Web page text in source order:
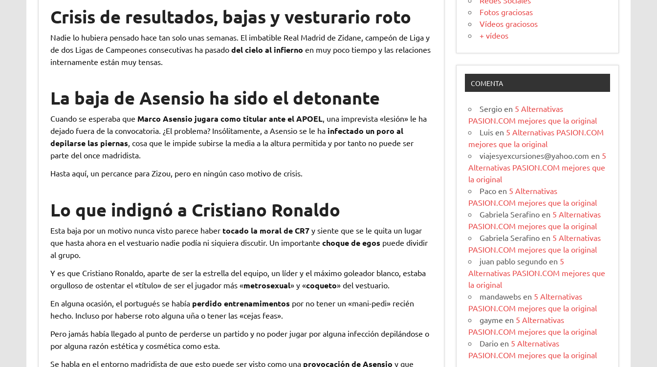
Crisis de resultados, bajas y vesturario roto
Nadie lo hubiera pensado hace tan solo unas semanas. El imbatible Real Madrid de Zidane, campeón de Liga y
de dos Ligas de Campeones consecutivas ha pasado del cielo al infierno en muy poco tiempo y las relaciones
internamente están muy tensas.
La baja de Asensio ha sido el detonante
Cuando se esperaba que Marco Asensio jugara como titular ante el APOEL, una imprevista «lesión» le ha
dejado fuera de la convocatoria. ¿El problema? Insólitamente, a Asensio se le ha infectado un poro al
depilarse las piernas, cosa que le impide subirse la media a la altura permitida y por tanto no puede ser
parte del once madridista.
Hasta aquí, un percance para Zizou, pero en ningún caso motivo de crisis.
Lo que indignó a Cristiano Ronaldo
Esta baja por un motivo nunca visto parece haber tocado la moral de CR7y siente que se le quita un lugar
que hasta ahora en el vestuario nadie podía ni siquiera discutir. Un importante choque de egos puede dividir
al grupo.
Y es que Cristiano Ronaldo, aparte de ser la estrella del equipo, un líder y el máximo goleador blanco, estaba
orgulloso de ostentar el «título» de ser el jugador más «metrosexual» y «coqueto» del vestuario.
En alguna ocasión, el portugués se había perdido entrenamimentos por no tener un «mani-pedi» recién
hecho. Incluso por haberse roto alguna uña o tener las «cejas feas».
Pero jamás había llegado al punto de perderse un partido y no poder jugar por alguna infección depilándose o
por alguna razón estética y cosmética como esta.
Se habla en el entorno madridista de que esto puede ser visto como una provocación de Asensio y que
Fotos graciosas
Vídeos graciosos
+ vídeos
COMENTA
Sergio en 5 Alternativas
PASION.COM mejores que la original
Luis en 5 Alternativas PASION.COM
mejores que la original
viajesyexcursiones@yahoo.com en 5
Alternativas PASION.COM mejores que
la original
Paco en 5 Alternativas
PASION.COM mejores que la original
Gabriela Serafino en 5 Alternativas
PASION.COM mejores que la original
Gabriela Serafino en 5 Alternativas
PASION.COM mejores que la original
juan pablo segundo en 5
Alternativas PASION.COM mejores que
la original
mandawebs en 5 Alternativas
PASION.COM mejores que la original
gayme en 5 Alternativas
PASION.COM mejores que la original
Dario en 5 Alternativas
PASION.COM mejores que la original